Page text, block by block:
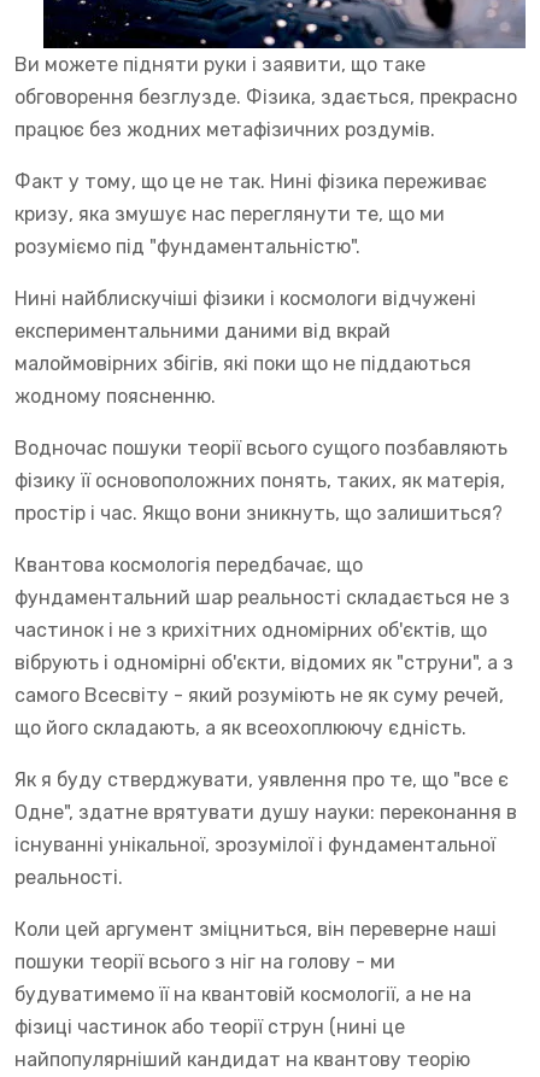
Ви можете підняти руки і заявити, що таке
обговорення безглузде. Фізика, здається, прекрасно
працює без жодних метафізичних роздумів.
Факт у тому, що це не так. Нині фізика переживає
кризу, яка змушує нас переглянути те, що ми
розуміємо під "фундаментальністю".
Нині найблискучіші фізики і космологи відчужені
експериментальними даними від вкрай
малоймовірних збігів, які поки що не піддаються
жодному поясненню.
Водночас пошуки теорії всього сущого позбавляють
фізику її основоположних понять, таких, як матерія,
простір і час. Якщо вони зникнуть, що залишиться?
Квантова космологія передбачає, що
фундаментальний шар реальності складається не з
частинок і не з крихітних одномірних об'єктів, що
вібрують і одномірні об'єкти, відомих як "струни", а з
самого Всесвіту - який розуміють не як суму речей,
що його складають, а як всеохоплюючу єдність.
Як я буду стверджувати, уявлення про те, що "все є
Одне", здатне врятувати душу науки: переконання в
існуванні унікальної, зрозумілої і фундаментальної
реальності.
Коли цей аргумент зміцниться, він переверне наші
пошуки теорії всього з ніг на голову - ми
будуватимемо її на квантовій космології, а не на
фізиці частинок або теорії струн (нині це
найпопулярніший кандидат на квантову теорію